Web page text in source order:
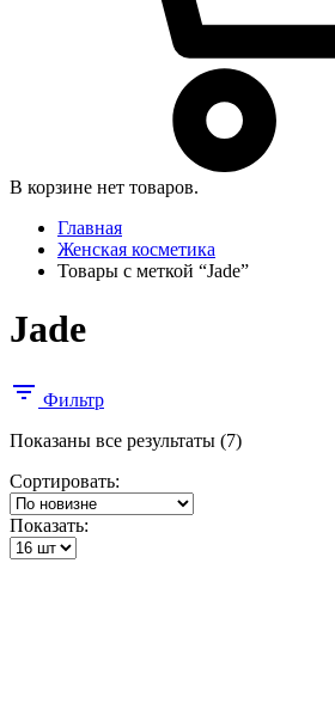
В корзине нет товаров.
Главная
Женская косметика
Товары с меткой “Jade”
Jade
Фильтр
Показаны все результаты (7)Сортировка:
Сортировать:
Показать: